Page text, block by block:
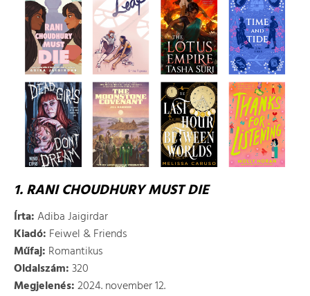
1. RANI CHOUDHURY MUST DIE
Írta:Adiba Jaigirdar
Kiadó: Feiwel & Friends
Műfaj: Romantikus
Oldalszám:320
Megjelenés:2024. november 12.